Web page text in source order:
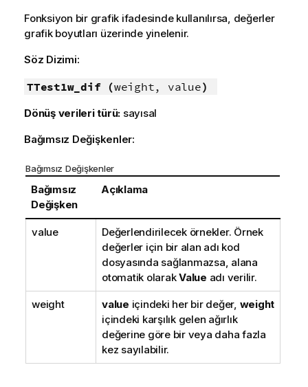
Fonksiyon bir grafik ifadesinde kullanılırsa, değerler
grafik boyutları üzerinde yinelenir.
Söz Dizimi:
TTest1w_dif (weight, value)
Dönüş verileri türü: sayısal
Bağımsız Değişkenler:
Bağımsız Değişkenler
Bağımsız
Değişken
Açıklama
value
Değerlendirilecek örnekler. Örnek
değerler için bir alan adı kod
dosyasında sağlanmazsa, alana
otomatik olarakValue adı verilir.
weight value içindeki her bir değer, weight
içindeki karşılık gelen ağırlık
değerine göre bir veya daha fazla
kez sayılabilir.